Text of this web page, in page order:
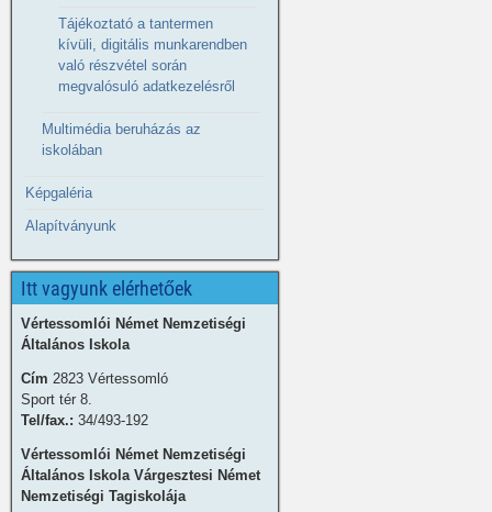
Tájékoztató a tantermen
kívüli, digitális munkarendben
való részvétel során
megvalósuló adatkezelésről
Multimédia beruházás az
iskolában
Képgaléria
Alapítványunk
Itt vagyunk elérhetőek
Vértessomlói Német Nemzetiségi
Általános Iskola
Cím 2823 Vértessomló
Sport tér 8.
Tel/fax.: 34/493-192
Vértessomlói Német Nemzetiségi
Általános Iskola Várgesztesi Német
Nemzetiségi Tagiskolája